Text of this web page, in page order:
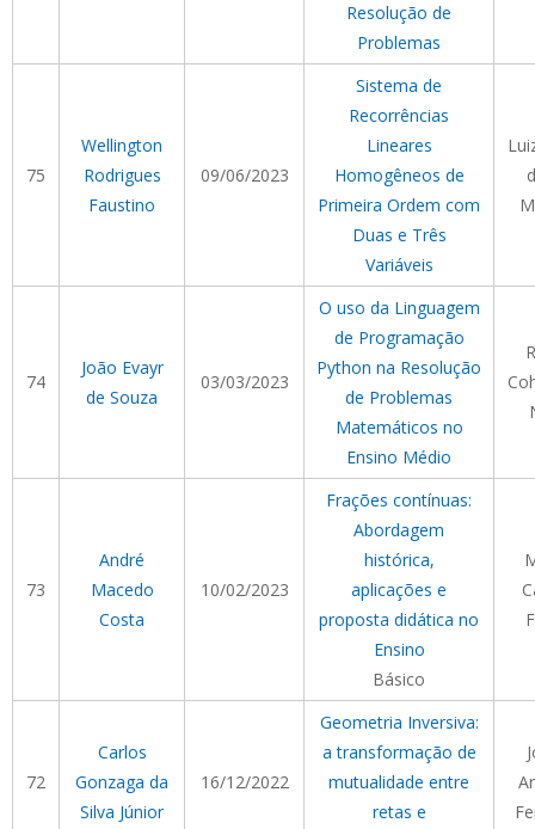
Resolução de
Problemas
75
Wellington
Rodrigues
Faustino
09/06/2023
Sistema de
Recorrências
Lineares
Homogêneos de
Primeira Ordem com
Duas e Três
Variáveis
74
João Evayr
de Souza
03/03/2023
O uso da Linguagem
de Programação
Python na Resolução
de Problemas
Matemáticos no
Ensino Médio
73
André
Macedo
Costa
10/02/2023
Frações contínuas:
Abordagem
histórica,
aplicações e
proposta didática no
Ensino
Básico
72
Carlos
Gonzaga da
Silva Júnior
16/12/2022
Geometria Inversiva:
a transformação de
mutualidade entre
retas e